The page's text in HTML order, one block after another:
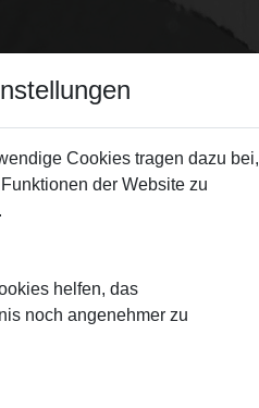
Cookies tragen dazu bei,
der Website zu
helfen, das
noch angenehmer zu